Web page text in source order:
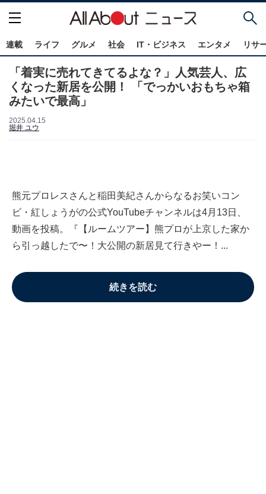
連載 ライフ グルメ 社会 IT・ビジネス エンタメ リサ
「着実に売れてきてるよな？」人気芸人、広
くなった新居を公開！ 「でっかいおもちゃ箱
みたいで最高」
2025.04.15
堀井 ユウ
熊元プロレスさんと稲田美紀さんからなるお笑いコン
ビ・紅しょうがの公式YouTubeチャンネルは4月13日、
動画を投稿。『【ルームツアー】熊プロが上京した家か
ら引っ越したで〜！大公開の新居見て行きやー！...
続きを読む